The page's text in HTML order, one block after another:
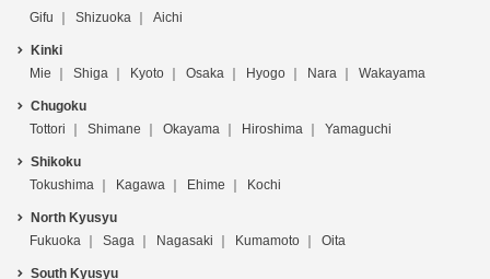
Gifu
Shizuoka Aichi
Kinki
Mie
Shiga Kyoto Osaka Hyogo Nara Wakayama
Chugoku
Tottori
Shimane Okayama Hiroshima Yamaguchi
Shikoku
Tokushima
Kagawa Ehime Kochi
North Kyusyu
Fukuoka
Saga Nagasaki Kumamoto Oita
South Kyusyu